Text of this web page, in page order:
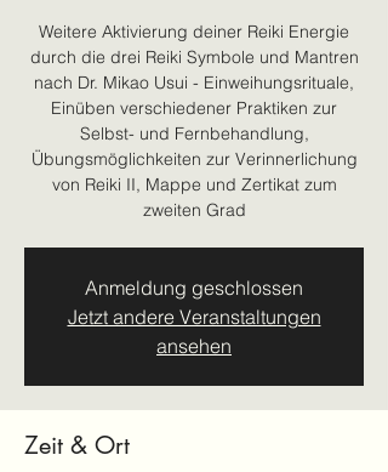
Weitere Aktivierung deiner Reiki Energie
durch die drei Reiki Symbole und Mantren
nach Dr. Mikao Usui - Einweihungsrituale,
Einüben verschiedener Praktiken zur
Selbst- und Fernbehandlung,
Übungsmöglichkeiten zur Verinnerlichung
von Reiki II, Mappe und Zertikat zum
zweiten Grad
Anmeldung geschlossen
Jetzt andere Veranstaltungen
ansehen
Zeit & Ort